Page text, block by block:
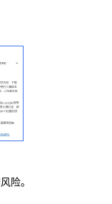
险。